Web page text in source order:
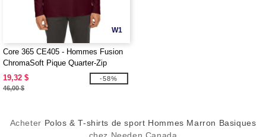
W1
Core 365 CE405 - Hommes Fusion
ChromaSoft Pique Quarter-Zip
19,32 $
46,00 $
-58%
Acheter Polos & T-shirts de sport Hommes Marron Basiques